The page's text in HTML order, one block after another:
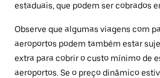
estaduais, que podem ser cobrados
Observe que algumas viagens com
aeroportos podem também estar
extra para cobrir o custo mínimo de
aeroportos. Se o preço dinâmico